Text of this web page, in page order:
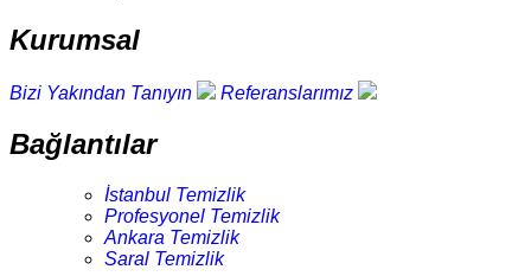
Kurumsal
Bizi Yakından Tanıyın Referanslarımız
Bağlantılar
İstanbul Temizlik
Profesyonel Temizlik
Ankara Temizlik
Saral Temizlik